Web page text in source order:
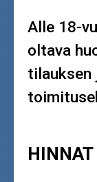
Alle 18-
oltava
tilauksen
HINNAT